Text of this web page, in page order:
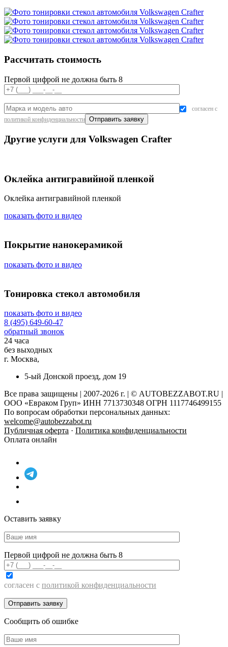
Рассчитать стоимость
Первой цифрой не должна быть 8
согласен с
политикой конфиденциальности
Другие услуги для Volkswagen Crafter
Оклейка антигравийной пленкой
Оклейка антигравийной пленкой
показать фото и видео
Покрытие нанокерамикой
показать фото и видео
Тонировка стекол автомобиля
показать фото и видео
8 (495) 649-60-47
обратный звонок
24 часа
без выходных
г. Москва,
5-ый Донской проезд, дом 19
Все права защищены | 2007-2026 г. | © AUTOBEZZABOT.RU |
ООО «Евраком Груп» ИНН 7713730348 ОГРН 1117746499155
По вопросам обработки персональных данных:
welcome@autobezzabot.ru
Публичная оферта · Политика конфиденциальности
Оплата онлайн
Оставить заявку
Первой цифрой не должна быть 8
согласен с политикой конфиденциальности
Сообщить об ошибке